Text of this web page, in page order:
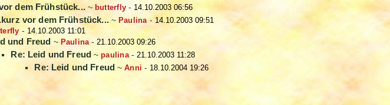
dem Frühstück...~ butterfly - 14.10.2003 06:56
vor dem Frühstück...~ Paulina-14.10.2003 09:51
- 14.10.2003 11:01
und Freud ~ Paulina-21.10.2003 09:26
Re: Leid und Freud ~paulina- 21.10.2003 11:28
Re: Leid und Freud ~Anni - 18.10.2004 19:26